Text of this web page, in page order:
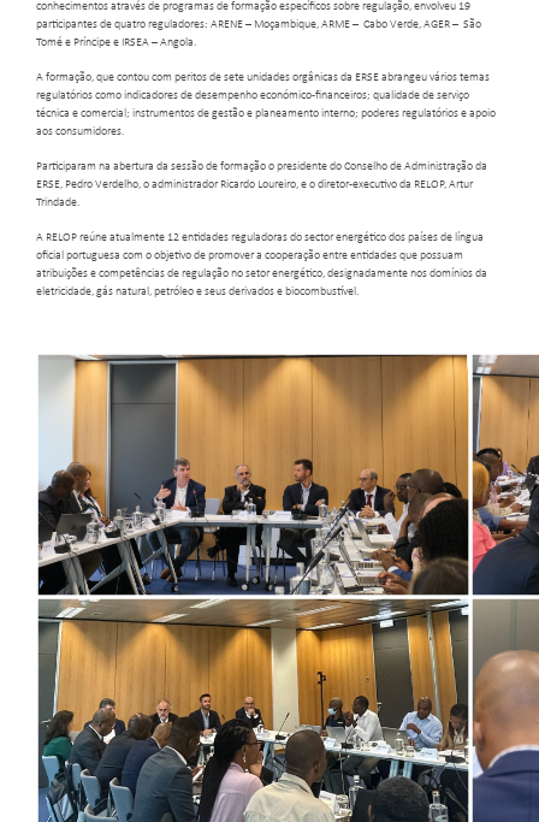
conhecimentos através de programas de formação específicos sobre regulação, envolveu 19
participantes de quatro reguladores: ARENE – Moçambique, ARME – Cabo Verde, AGER – São
Tomé e Príncipe e IRSEA – Angola.
A formação, que contou com peritos de sete unidades orgânicas da ERSE abrangeu vários temas
regulatórios como indicadores de desempenho económico-financeiros; qualidade de serviço
técnica e comercial; instrumentos de gestão e planeamento interno; poderes regulatórios e apoio
aos consumidores.
Participaram na abertura da sessão de formação o presidente do Conselho de Administração da
ERSE, Pedro Verdelho, o administrador Ricardo Loureiro, e o diretor-executivo da RELOP, Artur
Trindade.
A RELOP reúne atualmente 12 entidades reguladoras do sector energético dos países de língua
oficial portuguesa com o objetivo de promover a cooperação entre entidades que possuam
atribuições e competências de regulação no setor energético, designadamente nos domínios da
eletricidade, gás natural, petróleo e seus derivados e biocombustível.